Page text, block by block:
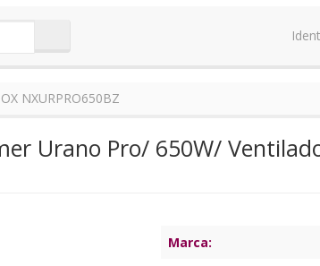
NXURPRO650BZ
Urano Pro/ 650W/
Marca: